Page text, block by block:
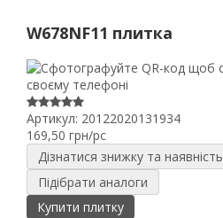
W678NF11 плитка
Артикул: 20122020131934
169,50 грн/pc
Дізнатися знижку та наявність
Підібрати аналоги
Купити плитку